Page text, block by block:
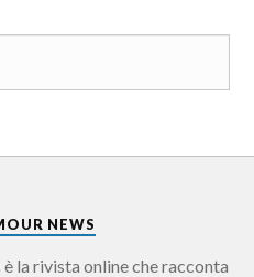
NEWS
la rivista online che racconta